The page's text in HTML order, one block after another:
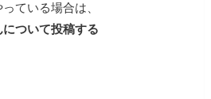
ている場合は、
ついて投稿する